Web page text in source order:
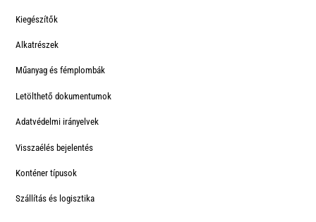
Kiegészítők
Alkatrészek
Műanyag és fémplombák
Letölthető dokumentumok
Adatvédelmi irányelvek
Visszaélés bejelentés
Konténer típusok
Szállítás és logisztika